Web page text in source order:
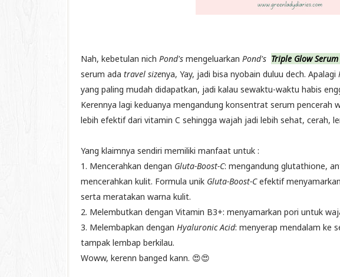
Nah, kebetulan nich Pond's mengeluarkan Pond's Triple Glow Serum
serum ada travel sizenya, Yay, jadi bisa nyobain duluu dech. Apalagi
yang paling mudah didapatkan, jadi kalau sewaktu-waktu habis
Kerennya lagi keduanya mengandung konsentrat serum pencerah
lebih efektif dari vitamin C sehingga wajah jadi lebih sehat, cerah,
Yang klaimnya sendiri memiliki manfaat untuk :
1. Mencerahkan dengan Gluta-Boost-C: mengandung glutathione,
mencerahkan kulit. Formula unik Gluta-Boost-Cefektif
serta meratakan warna kulit.
2. Melembutkan dengan Vitamin B3+: menyamarkan pori untuk
3. Melembapkan dengan Hyaluronic Acid: menyerap mendalam ke
tampak lembap berkilau.
Woww, kerenn banged kann. 😍😍